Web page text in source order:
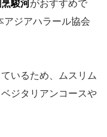
駿河がおすすめで
ジアハラール協会
いるため、ムスリム
ジタリアンコースや